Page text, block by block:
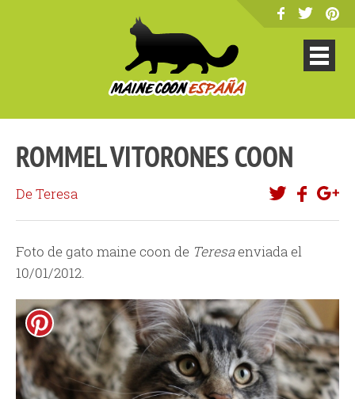
ROMMEL VITORONES COON
De Teresa
Foto de gato maine coon de Teresaenviada el
10/01/2012.